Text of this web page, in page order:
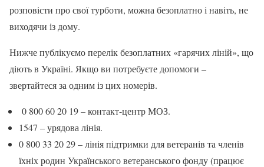
розповісти про свої турботи, можна безоплатно і навіть, не
виходячи із дому.
Нижче публікуємо перелік безоплатних «гарячих ліній», що
діють в Україні. Якщо ви потребуєте допомоги –
звертайтеся за одним із цих номерів.
0 800 60 20 19 – контакт-центр МОЗ.
1547 – урядова лінія.
0 800 33 20 29 – лінія підтримки для ветеранів та членів
їхніх родин Українського ветеранського фонду (працює